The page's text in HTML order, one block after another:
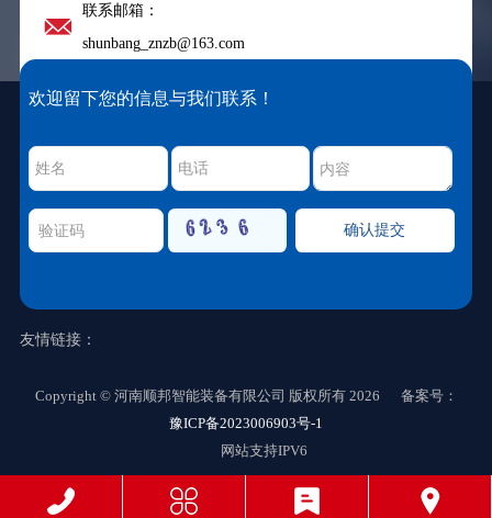
联系邮箱：
shunbang_znzb@163.com
欢迎留下您的信息与我们联系！
确认提交
友情链接：
Copyright © 河南顺邦智能装备有限公司 版权所有 2026 备案号：
豫ICP备2023006903号-1
网站支持IPV6